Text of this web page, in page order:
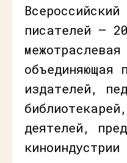
писателей —
объединяющая
издателей,
деятелей,